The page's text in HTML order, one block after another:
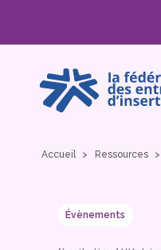
contenu
Accueil Ressources
Évènements